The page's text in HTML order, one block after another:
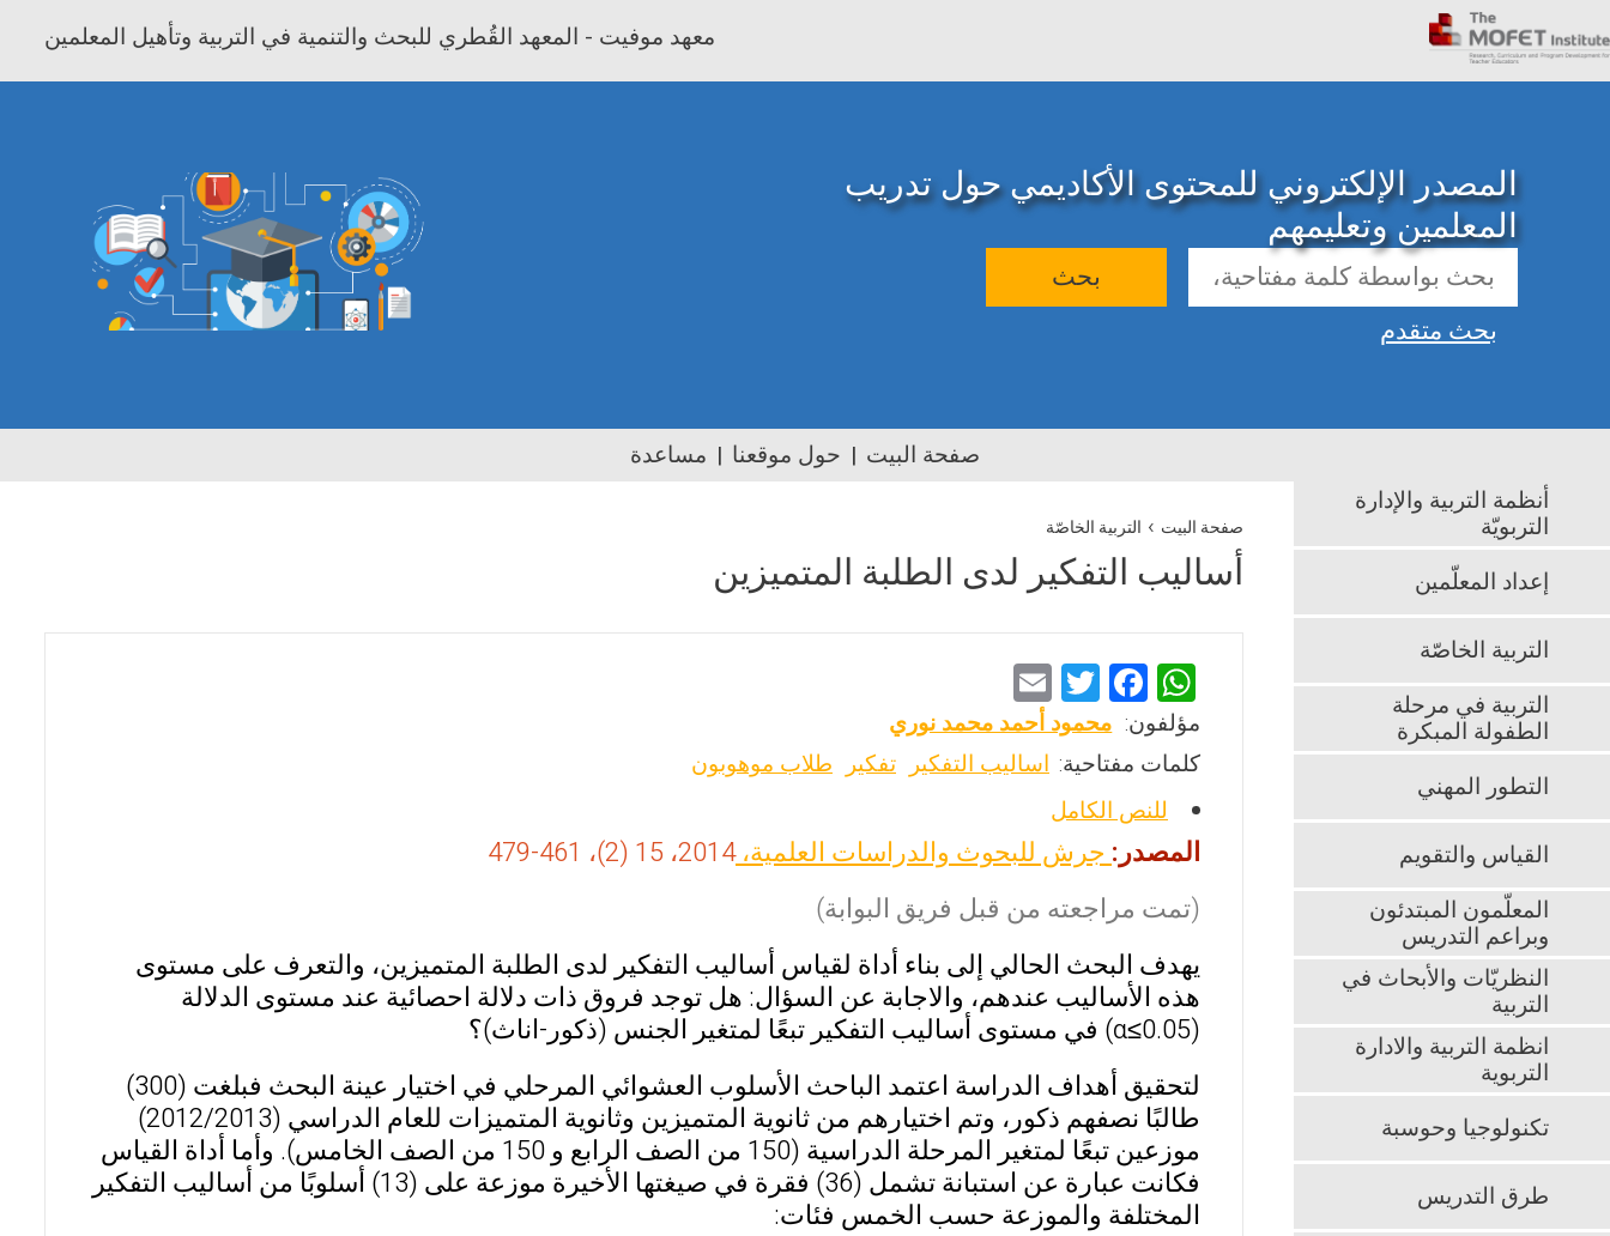
معهد موفيت - المعهد القُطري للبحث والتنمية في التربية وتأهيل المعلمين
المصدر الإلكتروني للمحتوى الأكاديمي حول تدريب
المعلمين وتعليمهم
بحث
بحث متقدم
صفحة البيت حول موقعنا مساعدة
صفحة البيت › التربية الخاصّة
أساليب التفكير لدى الطلبة المتميزين
W
h
at
s
A
p
p
F
a
ce
b
o
o
k
T
wi
tt
m
ai
مؤلفون: محمود أحمد محمد نوري
كلمات مفتاحية: اساليب التفكير تفكير طلاب موهوبون
للنص الكامل
المصدر: جرش للبحوث والدراسات العلمية،2014، 15 (2)، 461-479
(تمت مراجعته من قبل فريق البوابة)
يهدف البحث الحالي إلى بناء أداة لقياس أساليب التفكير لدى الطلبة المتميزين، والتعرف على مستوى
هذه الأساليب عندهم، والاجابة عن السؤال: هل توجد فروق ذات دلالة احصائية عند مستوى الدلالة
(α≤0.05) في مستوى أساليب التفكير تبعًا لمتغير الجنس (ذكور-اناث)؟
لتحقيق أهداف الدراسة اعتمد الباحث الأسلوب العشوائي المرحلي في اختيار عينة البحث فبلغت (300)
طالبًا نصفهم ذكور، وتم اختيارهم من ثانوية المتميزين وثانوية المتميزات للعام الدراسي (2012/2013)
موزعين تبعًا لمتغير المرحلة الدراسية (150 من الصف الرابع و 150 من الصف الخامس). وأما أداة القياس
فكانت عبارة عن استبانة تشمل (36) فقرة في صيغتها الأخيرة موزعة على (13) أسلوبًا من أساليب التفكير
المختلفة والموزعة حسب الخمس فئات:
أنظمة التربية والإدارة
التربويّة
إعداد المعلّمين
التربية الخاصّة
التربية في مرحلة
الطفولة المبكرة
التطور المهني
القياس والتقويم
المعلّمون المبتدئون
وبراعم التدريس
النظريّات والأبحاث في
التربية
انظمة التربية والادارة
التربوية
تكنولوجيا وحوسبة
طرق التدريس